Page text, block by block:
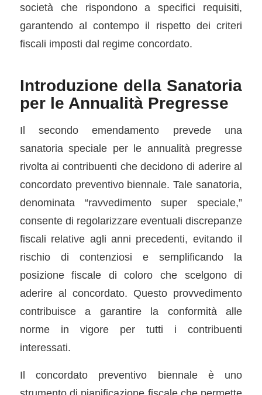
società che rispondono a specifici requisiti,
garantendo al contempo il rispetto dei criteri
fiscali imposti dal regime concordato.
Introduzione della Sanatoria
per le Annualità Pregresse
Il secondo emendamento prevede una
sanatoria speciale per le annualità pregresse
rivolta ai contribuenti che decidono di aderire al
concordato preventivo biennale. Tale sanatoria,
denominata “ravvedimento super speciale,”
consente di regolarizzare eventuali discrepanze
fiscali relative agli anni precedenti, evitando il
rischio di contenziosi e semplificando la
posizione fiscale di coloro che scelgono di
aderire al concordato. Questo provvedimento
contribuisce a garantire la conformità alle
norme in vigore per tutti i contribuenti
interessati.
Il concordato preventivo biennale è uno